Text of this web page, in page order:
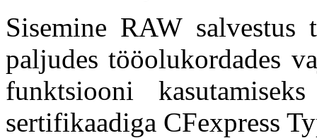
Sisemine RAW salvestus
paljudes tööolukordades
funktsiooni
sertifikaadiga CFexpress